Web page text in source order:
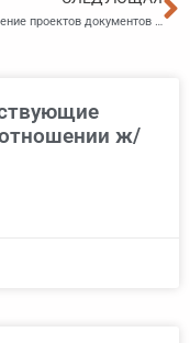
Рассмотрение проектов документов территориального планирования будет проводиться по обновленному порядку
ж/